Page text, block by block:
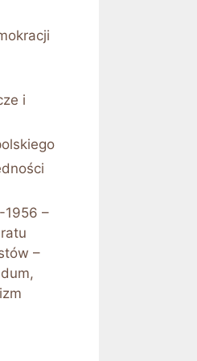
i
1956 –
–